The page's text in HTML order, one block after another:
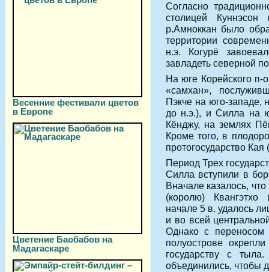
Весенние фестивали цветов
в Европе
Цветение Баобабов на
Мадагаскаре
Согласно
столицей Куннэсон
р.Амноккан было
территории
н.э. Когурё
завладеть северной
На юге Корейского
«самхан»,
Пэкче на юго-западе,
до н.э.), и Силла на
Кёнджу, на землях
Кроме того, в
протогосударство Кая
Период Трех
Силла вступили в
Вначале казалось,
(королю)
начале 5 в. удалось
и во всей
Однако с
полуострове
государству с
объединились, чтобы